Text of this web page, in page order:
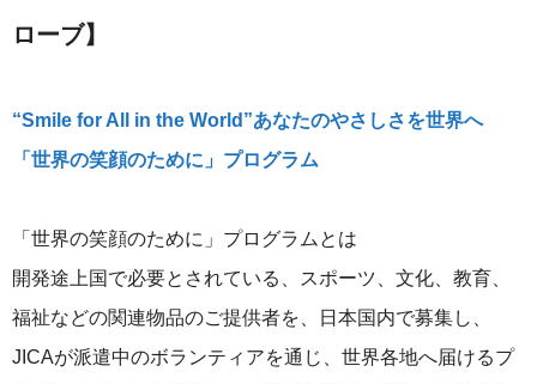
ローブ】
“Smile for All in the World”あなたのやさしさを世界へ
「世界の笑顔のために」プログラム
「世界の笑顔のために」プログラムとは
開発途上国で必要とされている、スポーツ、文化、教育、
福祉などの関連物品のご提供者を、日本国内で募集し、
JICAが派遣中のボランティアを通じ、世界各地へ届けるプ